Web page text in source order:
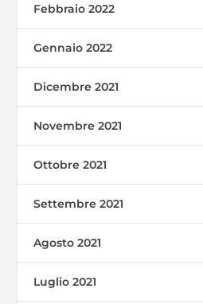
Febbraio 2022
Gennaio 2022
Dicembre 2021
Novembre 2021
Ottobre 2021
Settembre 2021
Agosto 2021
Luglio 2021